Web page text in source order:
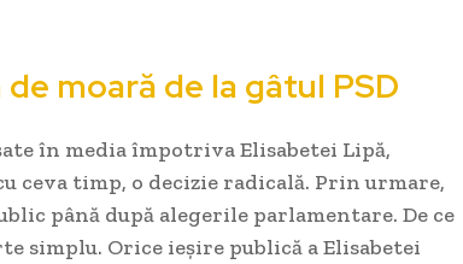
moară de la gâtul PSD
în media împotriva Elisabetei Lipă,
ceva timp, o decizie radicală. Prin urmare,
până după alegerile parlamentare. De ce
simplu. Orice ieșire publică a Elisabetei